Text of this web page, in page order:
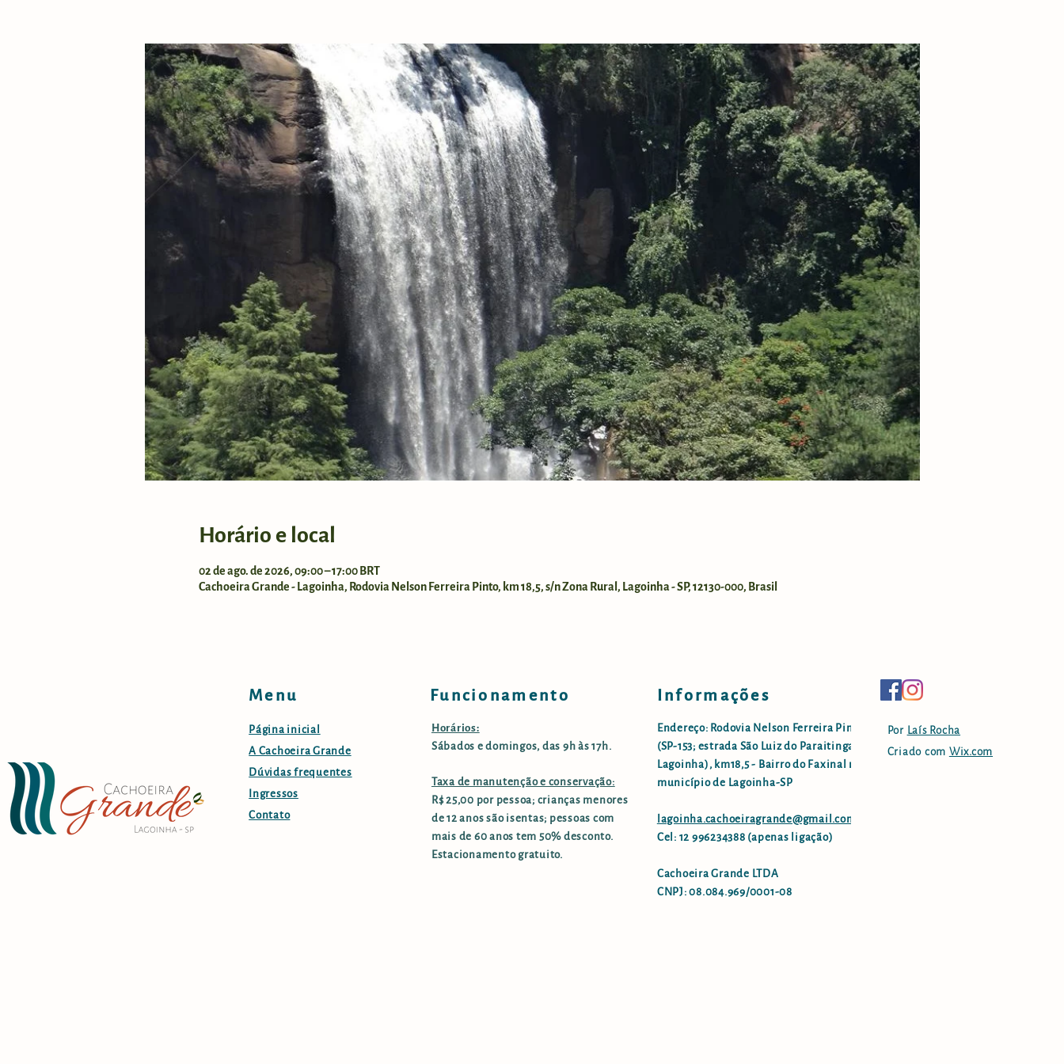
Horário e local
02 de ago. de 2026, 09:00 – 17:00 BRT
Cachoeira Grande - Lagoinha, Rodovia Nelson Ferreira Pinto, km 18,5, s/n Zona Rural, Lagoinha - SP, 12130-000, Brasil
Menu
Página inicial
A Cachoeira Grande
Dúvidas frequentes
Ingressos
Contato
Funcionamento
Horários:
Sábados e domingos, das 9h às 17h.
Taxa de manutenção e conservação:
R$ 25,00 por pessoa; crianças menores
de 12 anos são isentas; pessoas com
mais de 60 anos tem 50% desconto.
Estacionamento gratuito.
Informações
Endereço: Rodovia Nelson Ferreira Pinto
(SP-153; estrada São Luiz do Paraitinga -
Lagoinha), km18,5 - Bairro do Faxinal no
município de Lagoinha-SP
lagoinha.cachoeiragrande@gmail.com
Cel: 12 996234388 (apenas ligação)
Cachoeira Grande LTDA
CNPJ: 08.084.969/0001-08
Por Laís Rocha
Criado com Wix.com